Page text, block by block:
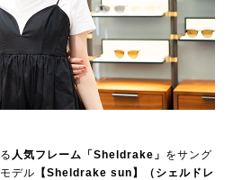
人気フレーム「Sheldrake」 をサング
デル 【Sheldrake sun】（シェルドレ